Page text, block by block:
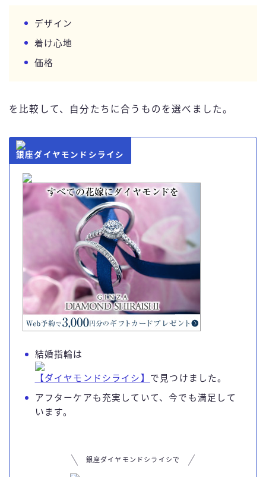
デザイン
着け心地
価格
を比較して、自分たちに合うものを選べました。
銀座ダイヤモンドシライシ
結婚指輪は
【ダイヤモンドシライシ】 で見つけました。
アフターケアも充実していて、今でも満足して
います。
銀座ダイヤモンドシライシで